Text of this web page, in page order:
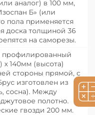
аналог) в 100 мм,
Б» (или
пола применяется
доска толщиной 36
на саморезы.
профилированный
140мм (высота)
стороны прямой, с
изготовлен из
сосна). Между
полотно.
гвозди 200 мм.